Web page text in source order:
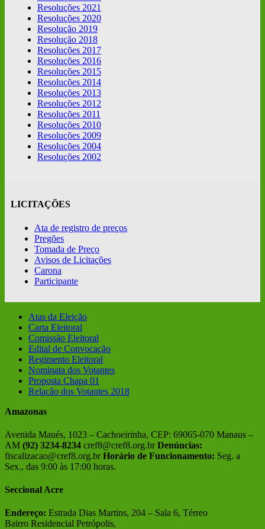
Resoluções 2021
Resoluções 2020
Resolução 2019
Resolução 2018
Resoluções 2017
Resoluções 2016
Resoluções 2015
Resoluções 2014
Resoluções 2013
Resoluções 2012
Resoluções 2011
Resoluções 2010
Resoluções 2009
Resoluções 2004
Resoluções 2002
LICITAÇÕES
Ata de registro de preços
Pregões
Tomada de Preço
Avisos de Licitações
Carona
Participante
Atas da Eleição
Carta Eleitoral
Comissão Eleitoral
Edital de Convocação
Regimento Eleitoral
Nominata dos Votantes
Proposta Chapa 01
Relação dos Votantes 2018
Amazonas
Avenida Maués, 1023 – Cachoeirinha, CEP: 69065-070 Manaus –
AM (92) 3234-8234 cref8@cref8.org.br Denúncias:
fiscalizacao@cref8.org.br Horário de Funcionamento: Seg. a
Sex., das 9:00 às 17:00 horas.
Seccional Acre
Endereço: Estrada Dias Martins, 204 – Sala 6, Térreo
Bairro Residencial Petrópolis,